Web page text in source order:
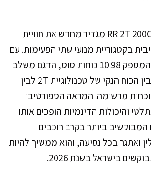
אופנוע RR 2T 200CC X-PRO מגדיר מחדש את חוויית
בקטגוריית מנועי שתי הפעימות. עם
מנוע 190 סמ"ק המספק 10.98 כוחות סוס, הדגם משלב
בצורה מושלמת בין הכוח הנקי של טכנולוגיית 2T לבין
מרשימה. המראה הספורטיבי
והיכולות הדינמיות הופכים אותו
המבוקשים ביותר בקרב רוכבים
ואתגר בכל נסיעה, והוא ממשיך להיות
בישראל בשנת 2026.